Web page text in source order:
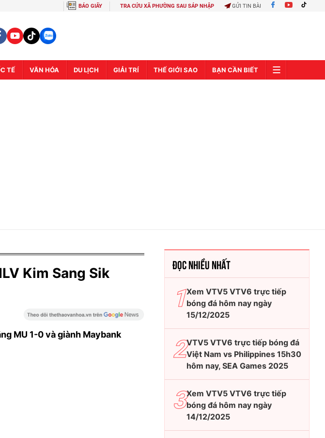
BÁO GIẤY TRA CỨU XÃ PHƯỜNG SAU SÁP NHẬP GỬI TIN BÀI
TẾ VĂN HÓA DU LỊCH GIẢI TRÍ THẾ GIỚI SAO BẠN CẦN BIẾT
Kim Sang Sik
MU 1-0 và giành Maybank
ĐỌC NHIỀU NHẤT
Xem VTV5 VTV6 trực tiếp
bóng đá hôm nay ngày
15/12/2025
VTV5 VTV6 trực tiếp bóng đá
Việt Nam vs Philippines 15h30
hôm nay, SEA Games 2025
Xem VTV5 VTV6 trực tiếp
bóng đá hôm nay ngày
14/12/2025